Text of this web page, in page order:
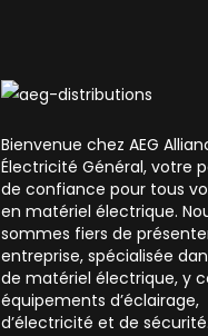
Bienvenue chez AEG
Électricité Général, votre
de confiance pour tous
en matériel électrique.
sommes fiers de
entreprise, spécialisée
de matériel électrique, y
équipements d’éclairage,
d’électricité et de sécurité.